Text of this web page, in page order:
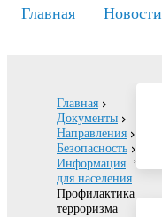
Главная Новости
Главная
Документы
Направления
Безопасность
Информация
для населения
Профилактика
терроризма